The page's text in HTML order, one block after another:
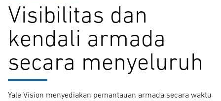
Visibilitas dan
kendali armada
secara menyeluruh
Yale Vision menyediakan pemantauan armada secara waktu